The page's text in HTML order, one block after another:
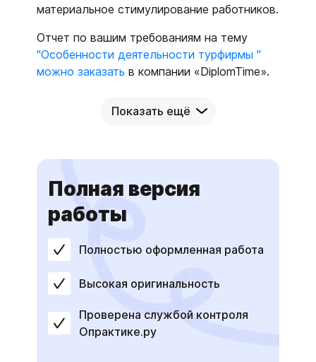
материальное стимулирование работников.
Отчет по вашим требованиям на тему
"Особенности деятельности турфирмы "
можно заказать в компании «DiplomTime».
Показать ещё
Полная версия
работы
Полностью оформленная работа
Высокая оригинальность
Проверена службой контроля
Опрактике.ру